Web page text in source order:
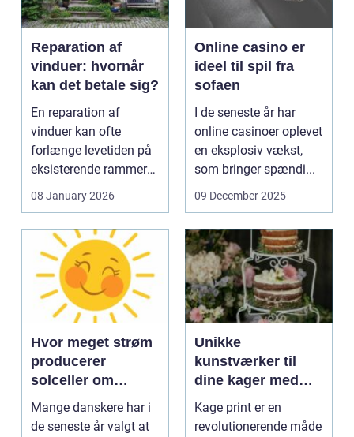
Reparation af
vinduer: hvornår
kan det betale sig?
En reparation af
vinduer kan ofte
forlænge levetiden på
eksisterende rammer
og glas med ...
08 January 2026
Online casino er
ideel til spil fra
sofaen
I de seneste år har
online casinoer oplevet
en eksplosiv vækst,
som bringer spændi...
09 December 2025
Hvor meget strøm
producerer
solceller om
vinteren?
Mange danskere har i
de seneste år valgt at
Unikke
kunstværker til
dine kager med
kage print
Kage print er en
revolutionerende måde